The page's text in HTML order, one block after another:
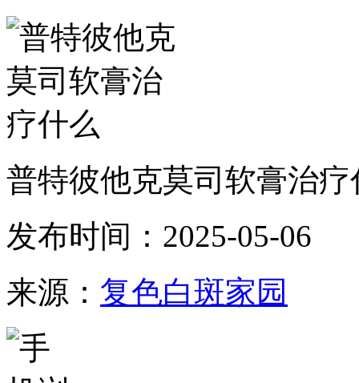
普特彼他克莫司软膏治疗
发布时间：2025-05-06
来源： 复色白斑家园